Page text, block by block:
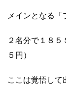
メインとなる「
２名分で１８
５円）
ここは覚悟して